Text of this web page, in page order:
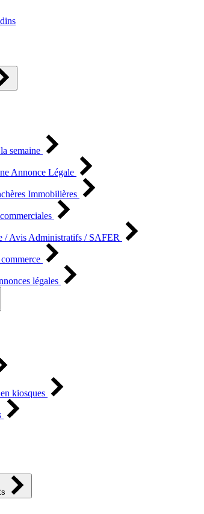
semaine
Annonce Légale
Immobilières
/ Avis Administratifs / SAFER
légales
kiosques